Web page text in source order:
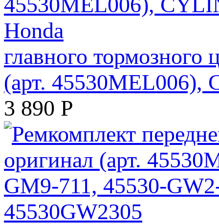
главного
(арт. 45530MEL006),
3 890 Р